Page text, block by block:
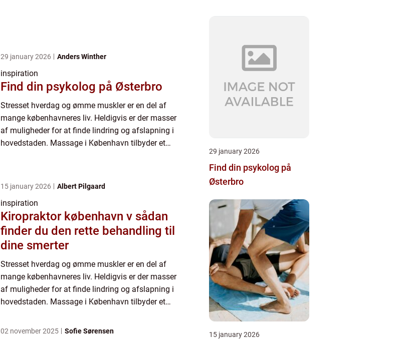
29 january 2026 Anders Winther
inspiration
Find din psykolog på Østerbro
Stresset hverdag og ømme muskler er en del af
mange københavneres liv. Heldigvis er der masser
af muligheder for at finde lindring og afslapning i
hovedstaden. Massage i København tilbyder et
15 january 2026 Albert Pilgaard
inspiration
Kiropraktor københavn v sådan
finder du den rette behandling til
dine smerter
Stresset hverdag og ømme muskler er en del af
mange københavneres liv. Heldigvis er der masser
af muligheder for at finde lindring og afslapning i
hovedstaden. Massage i København tilbyder et
02 november 2025 Sofie Sørensen
29 january 2026
Find din psykolog på
Østerbro
15 january 2026